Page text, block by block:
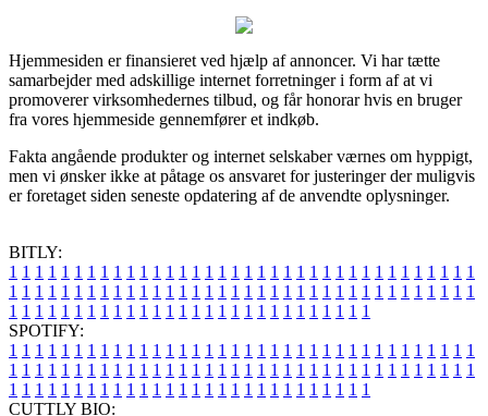
Hjemmesiden er finansieret ved hjælp af annoncer. Vi har tætte
samarbejder med adskillige internet forretninger i form af at vi
promoverer virksomhedernes tilbud, og får honorar hvis en bruger
fra vores hjemmeside gennemfører et indkøb.
Fakta angående produkter og internet selskaber værnes om hyppigt,
men vi ønsker ikke at påtage os ansvaret for justeringer der muligvis
er foretaget siden seneste opdatering af de anvendte oplysninger.
BITLY:
1 1 1 1 1 1 1 1 1 1 1 1 1 1 1 1 1 1 1 1 1 1 1 1 1 1 1 1 1 1 1 1 1 1 1 1
1 1 1 1 1 1 1 1 1 1 1 1 1 1 1 1 1 1 1 1 1 1 1 1 1 1 1 1 1 1 1 1 1 1 1 1
1 1 1 1 1 1 1 1 1 1 1 1 1 1 1 1 1 1 1 1 1 1 1 1 1 1 1 1
SPOTIFY:
1 1 1 1 1 1 1 1 1 1 1 1 1 1 1 1 1 1 1 1 1 1 1 1 1 1 1 1 1 1 1 1 1 1 1 1
1 1 1 1 1 1 1 1 1 1 1 1 1 1 1 1 1 1 1 1 1 1 1 1 1 1 1 1 1 1 1 1 1 1 1 1
1 1 1 1 1 1 1 1 1 1 1 1 1 1 1 1 1 1 1 1 1 1 1 1 1 1 1 1
CUTTLY BIO: